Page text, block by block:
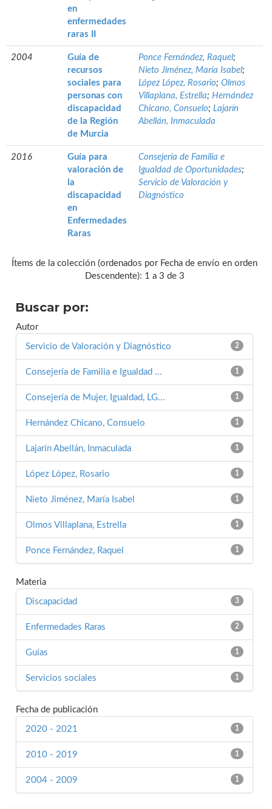
en
enfermedades
raras II
2004
Guía de
recursos
sociales para
personas con
discapacidad
de la Región
de Murcia
Ponce Fernández, Raquel;
Nieto Jiménez, María Isabel;
López López, Rosario; Olmos
Villaplana, Estrella; Hernández
Chicano, Consuelo; Lajarín
Abellán, Inmaculada
2016
Guía para
valoración de
la
discapacidad
en
Enfermedades
Raras
Consejería de Familia e
Igualdad de Oportunidades;
Servicio de Valoración y
Diagnóstico
Ítems de la colección (ordenados por Fecha de envío en orden
Descendente): 1 a 3 de 3
Buscar por:
Autor
2
Servicio de Valoración y Diagnóstico
1
Consejería de Familia e Igualdad ...
1
Consejería de Mujer, Igualdad, LG...
1
Hernández Chicano, Consuelo
1
Lajarín Abellán, Inmaculada
1
López López, Rosario
1
Nieto Jiménez, María Isabel
1
Olmos Villaplana, Estrella
1
Ponce Fernández, Raquel
Materia
3
Discapacidad
2
Enfermedades Raras
1
Guías
1
Servicios sociales
Fecha de publicación
1
2020 - 2021
1
2010 - 2019
1
2004 - 2009